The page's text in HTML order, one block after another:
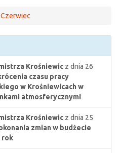
Czerwiec
Krośniewic z dnia 26
czasu pracy
w Krośniewicach w
atmosferycznymi
Krośniewic z dnia 25
zmian w budżecie
rok